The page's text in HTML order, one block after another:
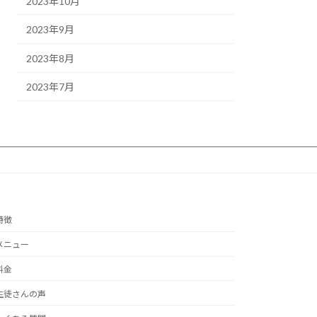
2023年9月
2023年8月
2023年7月
徴
ニュー
金
徒さんの声